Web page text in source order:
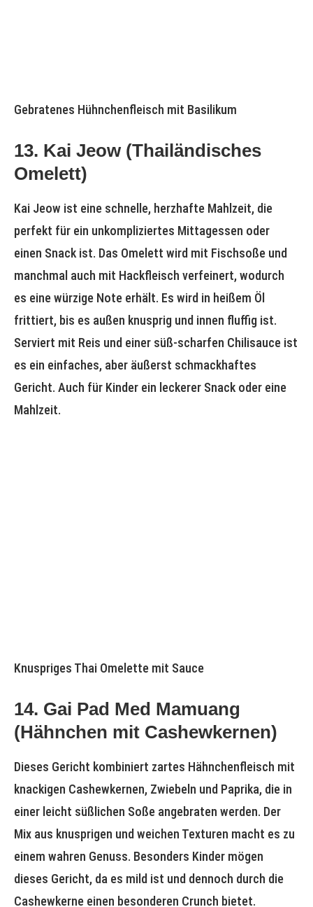
Gebratenes Hühnchenfleisch mit Basilikum
13. Kai Jeow(Thailändisches
Omelett)
Kai Jeow ist eine schnelle, herzhafte Mahlzeit, die
perfekt für ein unkompliziertes Mittagessen oder
einen Snack ist. Das Omelett wird mit Fischsoße und
manchmal auch mit Hackfleisch verfeinert, wodurch
es eine würzige Note erhält. Es wird in heißem Öl
frittiert, bis es außen knusprig und innen fluffig ist.
Serviert mit Reis und einer süß-scharfen Chilisauce ist
es ein einfaches, aber äußerst schmackhaftes
Gericht. Auch für Kinder ein leckerer Snack oder eine
Mahlzeit.
Knuspriges Thai Omelette mit Sauce
14. Gai Pad Med Mamuang
(Hähnchen mit Cashewkernen)
Dieses Gericht kombiniert zartes Hähnchenfleisch mit
knackigen Cashewkernen, Zwiebeln und Paprika, die in
einer leicht süßlichen Soße angebraten werden. Der
Mix aus knusprigen und weichen Texturen macht es zu
einem wahren Genuss. Besonders Kinder mögen
dieses Gericht, da es mild ist und dennoch durch die
Cashewkerne einen besonderen Crunch bietet.